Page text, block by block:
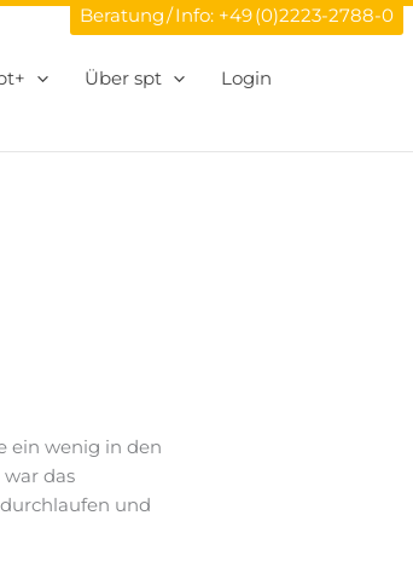
Beratung / Info: +49 (0)2223-2788-0
Über spt Login
ein wenig in den
das
und